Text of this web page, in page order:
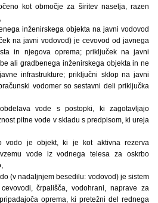
kot območje za širitev naselja, razen
inženirskega objekta na javni vodovod
na javni vodovod) je cevovod od javnega
in njegova oprema; priključek na javni
ali gradbenega inženirskega objekta in ne
infrastrukture; priključni sklop na javni
vodomer so sestavni deli priključka
vode s postopki, ki zagotavljajo
pitne vode v skladu s predpisom, ki ureja
vodo je objekt, ki je kot aktivna rezerva
vode iz vodnega telesa za oskrbo
(v nadaljnjem besedilu: vodovod) je sistem
črpališča, vodohrani, naprave za
oprema, ki pretežni del rednega